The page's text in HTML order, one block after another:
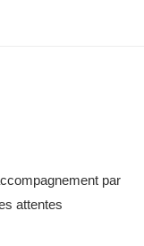
par
attentes